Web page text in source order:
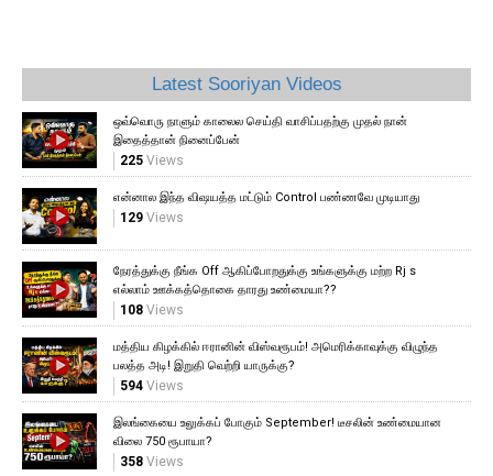
Latest Sooriyan Videos
ஒவ்வொரு நாளும் காலைல செய்தி வாசிப்பதற்கு முதல் நான்
இதைத்தான் நினைப்பேன்
225Views
என்னால இந்த விஷயத்த மட்டும் Control பண்ணவே முடியாது
129Views
நேரத்துக்கு நீங்க Off ஆகிப்போறதுக்கு உங்களுக்கு மற்ற Rj s
எல்லாம் ஊக்கத்தொகை தாரது உண்மையா??
108Views
மத்திய கிழக்கில் ஈரானின் விஸ்வரூபம்! அமெரிக்காவுக்கு விழுந்த
பலத்த அடி! இறுதி வெற்றி யாருக்கு?
594Views
இலங்கையை உலுக்கப் போகும் September! டீசலின் உண்மையான
விலை 750 ரூபாயா?
358Views